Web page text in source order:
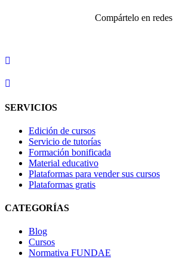
Compártelo en redes
SERVICIOS
Edición de cursos
Servicio de tutorías
Formación bonificada
Material educativo
Plataformas para vender sus cursos
Plataformas gratis
CATEGORÍAS
Blog
Cursos
Normativa FUNDAE